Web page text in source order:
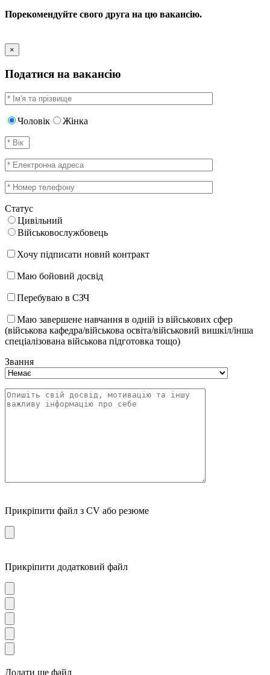
Порекомендуйте свого друга на цю вакансію.
×
Податися на вакансію
Чоловік Жінка
Статус
Цивільний
Військовослужбовець
Хочу підписати новий контракт
Маю бойовий досвід
Перебуваю в СЗЧ
Маю завершене навчання в одній із військових сфер
(військова кафедра/військова освіта/військовий вишкіл/інша
спеціалізована військова підготовка тощо)
Звання
Прикріпити файл з CV або резюме
Прикріпити додатковий файл
Додати ще файл